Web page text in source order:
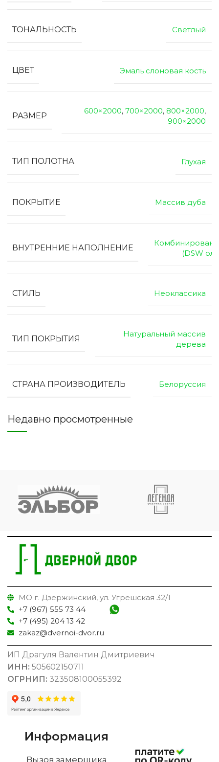
ТОНАЛЬНОСТЬ Светлый
ЦВЕТ Эмаль слоновая кость
РАЗМЕР
600×2000, 700×2000, 800×2000,
900×2000
ТИП ПОЛОТНА Глухая
ПОКРЫТИЕ Массив дуба
ВНУТРЕННИЕ НАПОЛНЕНИЕ
(DSW
СТИЛЬ Неоклассика
ТИП ПОКРЫТИЯ
Натуральный массив
дерева
СТРАНА ПРОИЗВОДИТЕЛЬ Белоруссия
Недавно просмотренные
МО г. Дзержинский, ул. Угрешская 32/1
+7 (967) 555 73 44
+7 (495) 204 13 42
zakaz@dvernoi-dvor.ru
ИП Драгуля Валентин Дмитриевич
ИНН: 505602150711
ОГРНИП: 323508100055392
Информация
Вызов замерщика